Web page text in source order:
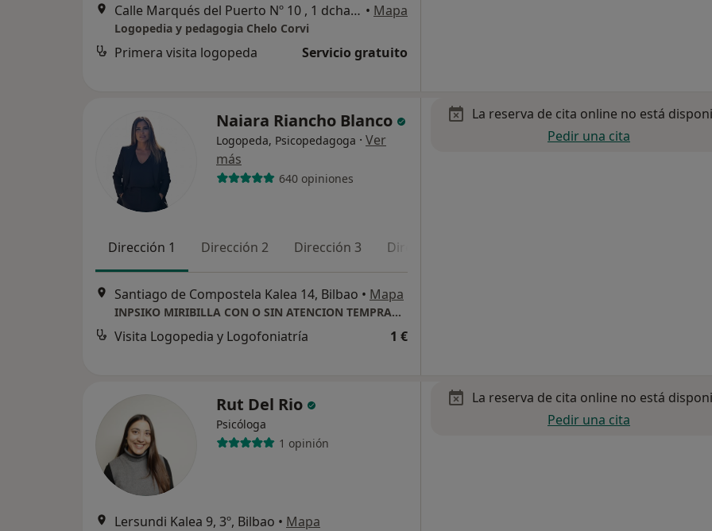
Calle Marqués del Puerto Nº 10 , 1 dcha, Bilbao • Mapa
Logopedia y pedagogia Chelo Corvi
Primera visita logopeda Servicio gratuito
Naiara Riancho Blanco
Logopeda, Psicopedagoga · Ver
más
640 opiniones
Dirección 1 Dirección 2 Dirección 3 Dirección 4
Santiago de Compostela Kalea 14, Bilbao • Mapa
INPSIKO MIRIBILLA CON O SIN ATENCION TEMPRANA
Visita Logopedia y Logofoniatría 1 €
La reserva de cita online no está
Pedir una cita
Rut Del Rio
Psicóloga
1 opinión
Lersundi Kalea 9, 3º, Bilbao • Mapa
La reserva de cita online no está
Pedir una cita